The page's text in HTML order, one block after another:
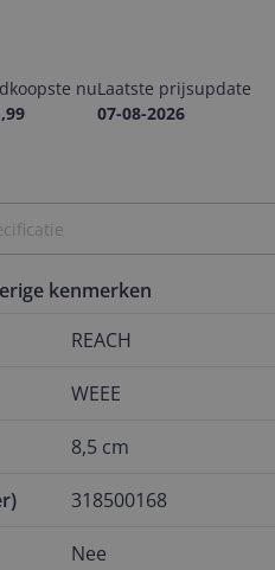
nuLaatste prijsupdate
07-08-2026
kenmerken
REACH
WEEE
8,5 cm
318500168
Nee